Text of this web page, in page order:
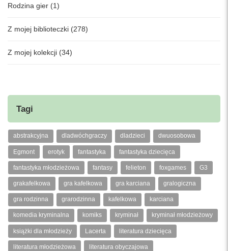
Rodzina gier (1)
Z mojej biblioteczki (278)
Z mojej kolekcji (34)
Tagi
abstrakcyjna dladwóchgraczy dladzieci dwuosobowa
Egmont erotyk fantastyka fantastyka dziecięca
fantastyka młodzieżowa fantasy felieton foxgames G3
grakafelkowa gra kafelkowa gra karciana gralogiczna
gra rodzinna grarodzinna kafelkowa karciana
komedia kryminalna komiks kryminał kryminał młodzieżowy
książki dla młodzieży Lacerta literatura dziecięca
literatura młodzieżowa literatura obyczajowa